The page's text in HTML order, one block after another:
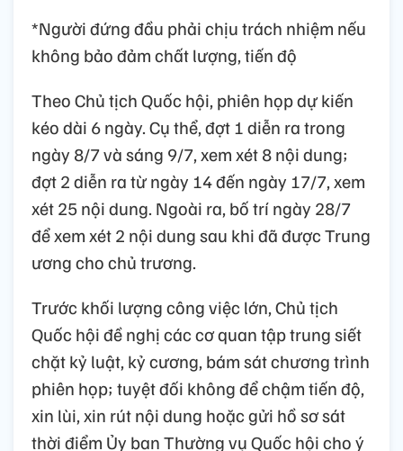
*Người đứng đầu phải chịu trách nhiệm nếu
không bảo đảm chất lượng, tiến độ
Theo Chủ tịch Quốc hội, phiên họp dự kiến
kéo dài 6 ngày. Cụ thể, đợt 1 diễn ra trong
ngày 8/7 và sáng 9/7, xem xét 8 nội dung;
đợt 2 diễn ra từ ngày 14 đến ngày 17/7, xem
xét 25 nội dung. Ngoài ra, bố trí ngày 28/7
để xem xét 2 nội dung sau khi đã được Trung
ương cho chủ trương.
Trước khối lượng công việc lớn, Chủ tịch
Quốc hội đề nghị các cơ quan tập trung siết
chặt kỷ luật, kỷ cương, bám sát chương trình
phiên họp; tuyệt đối không để chậm tiến độ,
xin lùi, xin rút nội dung hoặc gửi hồ sơ sát
thời điểm Ủy ban Thường vụ Quốc hội cho ý